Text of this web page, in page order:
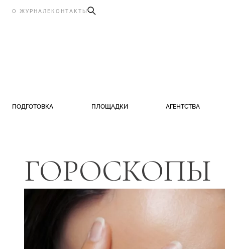
О ЖУРНАЛЕ КОНТАКТЫ
ПОДГОТОВКА ПЛОЩАДКИ АГЕНТСТВА
ГОРОСКОПЫ